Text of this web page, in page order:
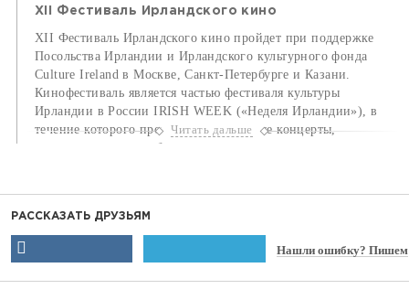
XII Фестиваль Ирландского кино
XII Фестиваль Ирландского кино пройдет при поддержке
Посольства Ирландии и Ирландского культурного фонда
Culture Ireland в Москве, Санкт-Петербурге и Казани.
Кинофестиваль является частью фестиваля культуры
Ирландии в России IRISH WEEK («Неделя Ирландии»), в
течение которого проходят музыкальные концерты,
танцевальные шоу, образовательные мероприятия и многое
Читать дальше
РАССКАЗАТЬ ДРУЗЬЯМ
Нашли ошибку? Пишем